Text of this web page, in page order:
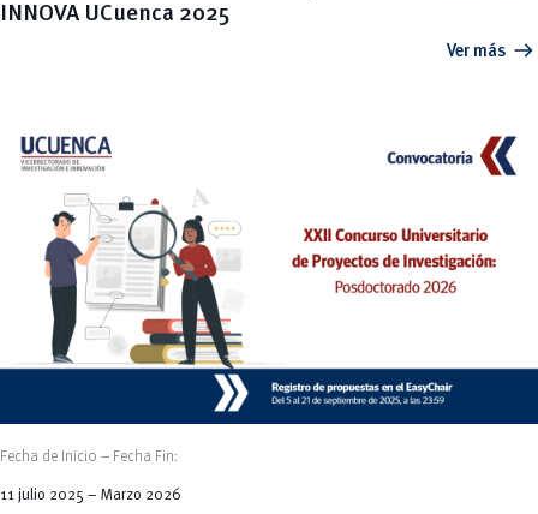
INNOVA UCuenca 2025
Ver más arrow_right_alt
Fecha de Inicio – Fecha Fin:
11 julio 2025 – Marzo 2026